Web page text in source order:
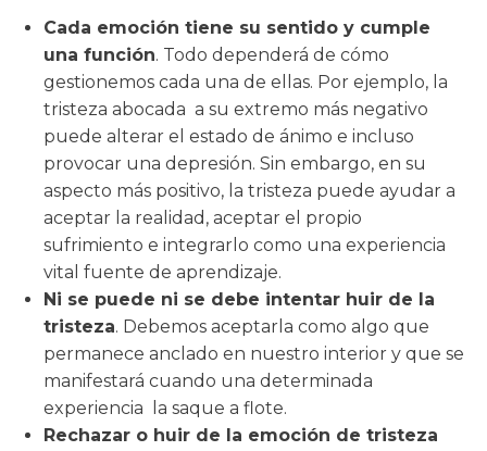
Cada emoción tiene su sentido y cumple
una función. Todo dependerá de cómo
gestionemos cada una de ellas. Por ejemplo, la
tristeza abocada a su extremo más negativo
puede alterar el estado de ánimo e incluso
provocar una depresión. Sin embargo, en su
aspecto más positivo, la tristeza puede ayudar a
aceptar la realidad, aceptar el propio
sufrimiento e integrarlo como una experiencia
vital fuente de aprendizaje.
Ni se puede ni se debe intentar huir de la
tristeza. Debemos aceptarla como algo que
permanece anclado en nuestro interior y que se
manifestará cuando una determinada
experiencia la saque a flote.
Rechazar o huir de la emoción de tristeza